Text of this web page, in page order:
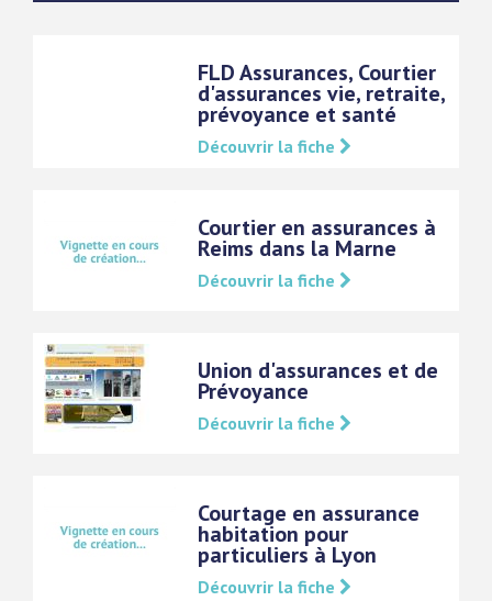
FLD Assurances, Courtier
d'assurances vie, retraite,
prévoyance et santé
Découvrir la fiche
Courtier en assurances à
Reims dans la Marne
Découvrir la fiche
Union d'assurances et de
Prévoyance
Découvrir la fiche
Courtage en assurance
habitation pour
particuliers à Lyon
Découvrir la fiche